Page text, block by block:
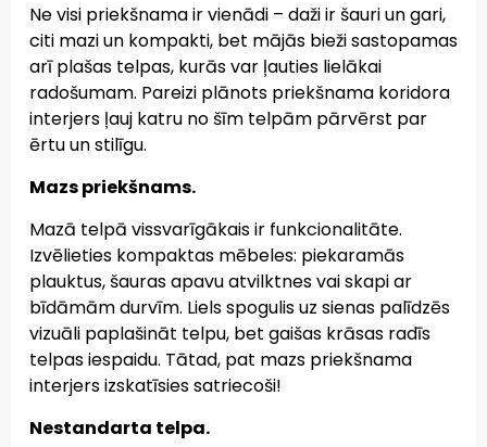
Ne visi priekšnama ir vienādi – daži ir šauri un gari,
citi mazi un kompakti, bet mājās bieži sastopamas
arī plašas telpas, kurās var ļauties lielākai
radošumam. Pareizi plānots priekšnama koridora
interjers ļauj katru no šīm telpām pārvērst par
ērtu un stilīgu.
Mazs priekšnams.
Mazā telpā vissvarīgākais ir funkcionalitāte.
Izvēlieties kompaktas mēbeles: piekaramās
plauktus, šauras apavu atvilktnes vai skapi ar
bīdāmām durvīm. Liels spogulis uz sienas palīdzēs
vizuāli paplašināt telpu, bet gaišas krāsas radīs
telpas iespaidu. Tātad, pat mazs priekšnama
interjers izskatīsies satriecoši!
Nestandarta telpa.